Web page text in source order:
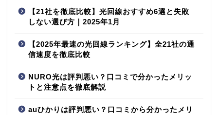
【21社を徹底比較】光回線おすすめ6選と失敗
しない選び方｜2025年1月
【2025年最速の光回線ランキング】全21社の通
信速度を徹底比較
NURO光は評判悪い？口コミで分かったメリッ
トと注意点を徹底解説
auひかりは評判悪い？口コミから分かったメリ